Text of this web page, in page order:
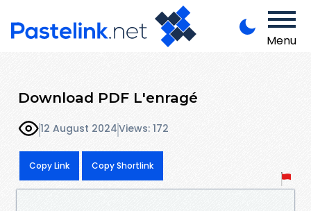
Menu
Download PDF L'enragé
12 August 2024Views: 172
Copy Link Copy Shortlink